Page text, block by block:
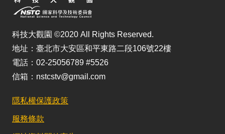
科技大觀園 ©2020 All Rights Reserved.
地址：臺北市大安區和平東路二段106號22樓
電話：02-25056789 #5526
信箱：nstcstv@gmail.com
隱私權保護政策
服務條款